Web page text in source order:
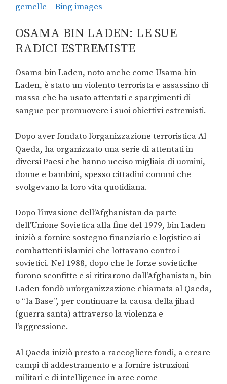
gemelle – Bing images
OSAMA BIN LADEN: LE SUE
RADICI ESTREMISTE
Osama bin Laden, noto anche come Usama bin
Laden, è stato un violento terrorista e assassino di
massa che ha usato attentati e spargimenti di
sangue per promuovere i suoi obiettivi estremisti.
Dopo aver fondato l’organizzazione terroristica Al
Qaeda, ha organizzato una serie di attentati in
diversi Paesi che hanno ucciso migliaia di uomini,
donne e bambini, spesso cittadini comuni che
svolgevano la loro vita quotidiana.
Dopo l’invasione dell’Afghanistan da parte
dell’Unione Sovietica alla fine del 1979, bin Laden
iniziò a fornire sostegno finanziario e logistico ai
combattenti islamici che lottavano contro i
sovietici. Nel 1988, dopo che le forze sovietiche
furono sconfitte e si ritirarono dall’Afghanistan, bin
Laden fondò un’organizzazione chiamata al Qaeda,
o “la Base”, per continuare la causa della jihad
(guerra santa) attraverso la violenza e
l’aggressione.
Al Qaeda iniziò presto a raccogliere fondi, a creare
campi di addestramento e a fornire istruzioni
militari e di intelligence in aree come